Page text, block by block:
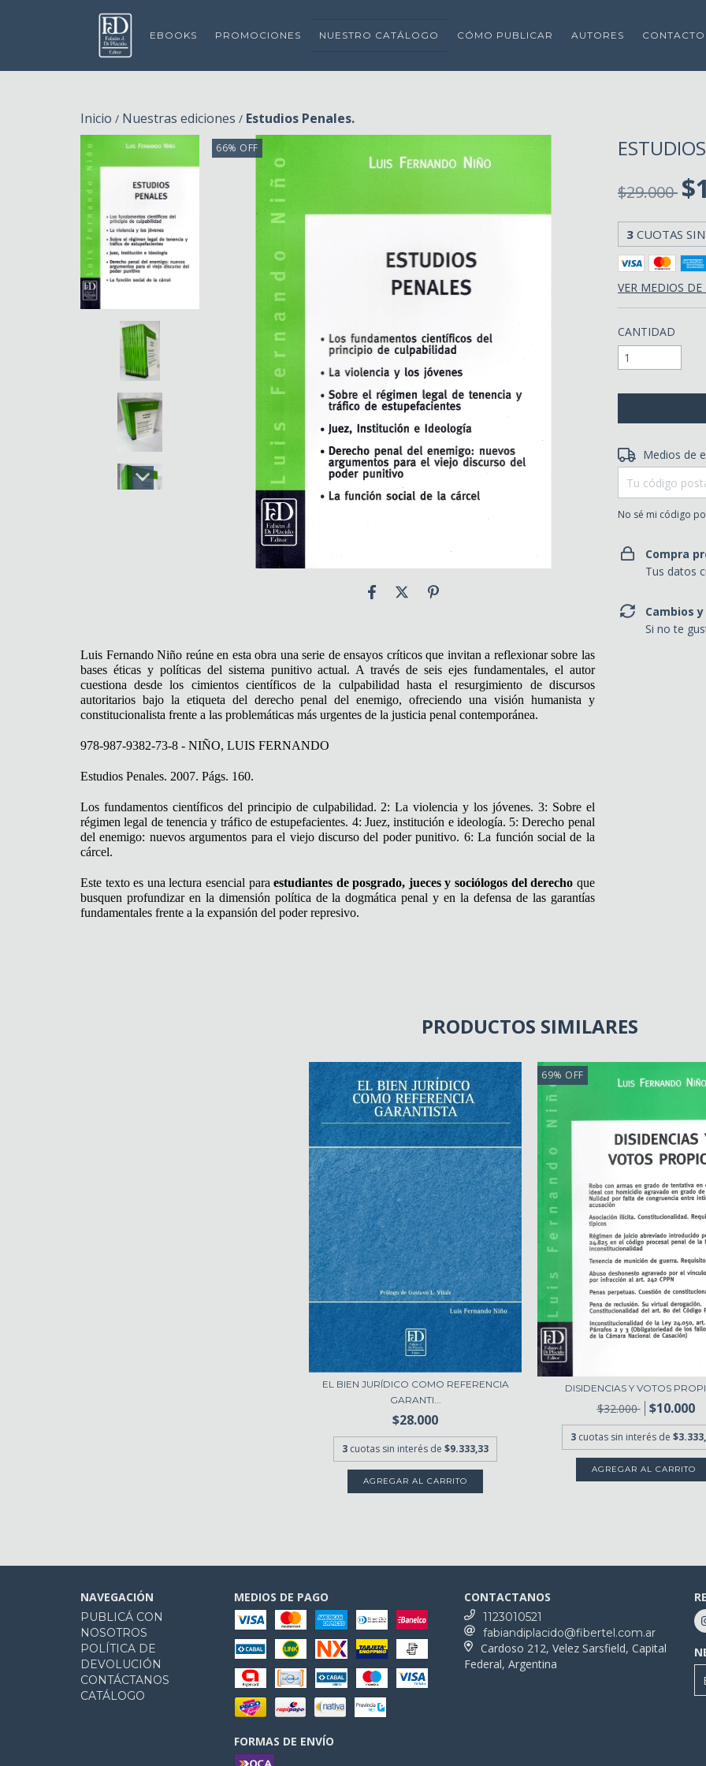
EBOOKS PROMOCIONES NUESTRO CATÁLOGO CÓMO PUBLICAR AUTORES CONTACTO
Inicio / Nuestras ediciones / Estudios Penales.
66% OFF
Luis Fernando Niño reúne en esta obra una serie de ensayos críticos que invitan a reflexionar sobre las
bases éticas y políticas del sistema punitivo actual. A través de seis ejes fundamentales, el autor
cuestiona desde los cimientos científicos de la culpabilidad hasta el resurgimiento de discursos
autoritarios bajo la etiqueta del derecho penal del enemigo, ofreciendo una visión humanista y
constitucionalista frente a las problemáticas más urgentes de la justicia penal contemporánea.
978-987-9382-73-8 - NIÑO, LUIS FERNANDO
Estudios Penales. 2007. Págs. 160.
Los fundamentos científicos del principio de culpabilidad. 2: La violencia y los jóvenes. 3: Sobre el
régimen legal de tenencia y tráfico de estupefacientes. 4: Juez, institución e ideología. 5: Derecho penal
del enemigo: nuevos argumentos para el viejo discurso del poder punitivo. 6: La función social de la
cárcel.
Este texto es una lectura esencial paraestudiantes de posgrado, jueces y sociólogos del derecho que
busquen profundizar en la dimensión política de la dogmática penal y en la defensa de las garantías
fundamentales frente a la expansión del poder represivo.
$29.000
3 CUOTAS
VER MEDIOS DE
CANTIDAD
Entregas para el
Medios de
No sé mi código
Compra
Tus datos
Cambios
Si no te
PRODUCTOS SIMILARES
EL BIEN JURÍDICO COMO REFERENCIA
GARANTI...
$28.000
3 cuotas sin interés de $9.333,33
69% OFF
DISIDENCIAS Y VOTOS
$32.000 $10.000
3 cuotas sin interés de
NAVEGACIÓN
PUBLICÁ CON
NOSOTROS
POLÍTICA DE
DEVOLUCIÓN
CONTÁCTANOS
CATÁLOGO
MEDIOS DE PAGO
FORMAS DE ENVÍO
CONTACTANOS
1123010521
fabiandiplacido@fibertel.com.ar
Cardoso 212, Velez Sarsfield, Capital
Federal, Argentina